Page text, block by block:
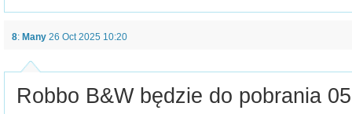
8: Many 26 Oct 2025 10:20
Robbo B&W będzie do pobrania